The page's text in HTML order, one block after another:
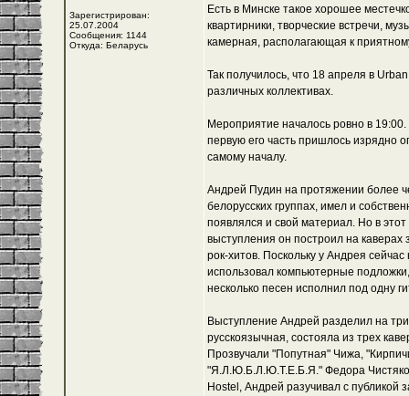
Зарегистрирован:
25.07.2004
Сообщения: 1144
Откуда: Беларусь
Есть в Минске такое хорошее
квартирники, творческие встречи,
камерная, располагающая к
Так получилось, что 18 апреля в
различных коллективах.
Мероприятие началось ровно в
первую его часть пришлось изрядно
самому началу.
Андрей Пудин на протяжении более
белорусских группах, имел и
появлялся и свой материал. Но в
выступления он построил на
рок-хитов. Поскольку у Андрея
использовал компьютерные
несколько песен исполнил под одну
Выступление Андрей разделил на
русскоязычная, состояла из трех
Прозвучали "Попутная" Чижа,
"Я.Л.Ю.Б.Л.Ю.Т.Е.Б.Я." Федора
Hostel, Андрей разучивал с публикой